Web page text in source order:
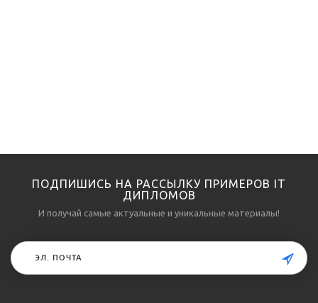
ПОДПИШИСЬ НА РАССЫЛКУ ПРИМЕРОВ IT
ДИПЛОМОВ
И получай самые актуальные и уникальные материалы!